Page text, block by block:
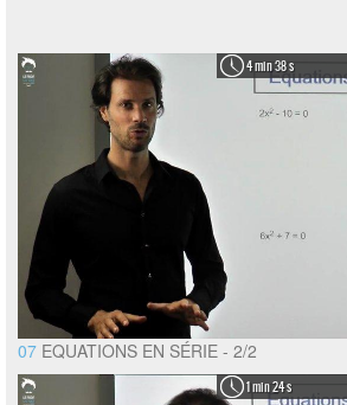
4 min 38 s
07 EQUATIONS EN SÉRIE - 2/2
1 min 24 s